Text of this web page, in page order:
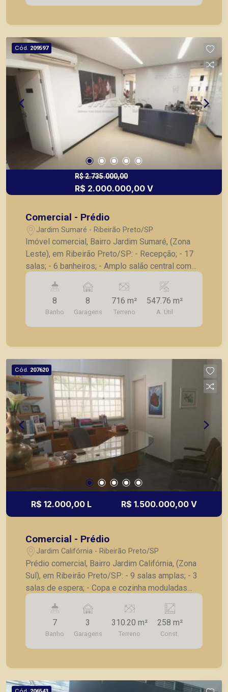
alarme; - Interfone; - Portão eletrônica; - 6 vagas
agilidade e segurança, em locação, vendas de
imóveis prontos, usados ou mesmo nos
principais lançamentos da cidade de Ribeirão
Preto.
Cód. 209597
R$ 2.735.000,00
R$ 2.000.000,00 V
Comercial - Prédio
Jardim Sumaré - Ribeirão Preto/SP
Imóvel comercial, Bairro Jardim Sumaré, (Zona
Leste), em Ribeirão Preto/SP: - Recepção; - 17
salas; - 6 banheiros; - Amplo salão central com
ar-condicionado e sala auxiliar; - Cozinha; -
Dependência e banheiro de serviço; - Lavanderia;
- 8 vagas de garagem. A Piramid tem como
objetivo atender seus clientes com agilidade e
segurança, em locação, vendas de imóveis
8
Banho
8
Garagens
716 m²
Terreno
547.76 m²
A. Útil
Cód. 207620
R$ 12.000,00 L R$ 1.500.000,00 V
Comercial - Prédio
Jardim Califórnia - Ribeirão Preto/SP
Prédio comercial, Bairro Jardim Califórnia, (Zona
Sul), em Ribeirão Preto/SP: - 9 salas amplas; - 3
salas de espera; - Copa e cozinha moduladas
com armários; - Todas as salas e recepção
voltadas para jardins; - Ar condicionado Central; -
Garagem para 3 carros (uma delas externa). A
Piramid tem como objetivo atender seus clientes
com agilidade e segurança, em locação, vendas
Preto.
7
Banho
3
Garagens
310.20 m²
Terreno
258 m²
Const.